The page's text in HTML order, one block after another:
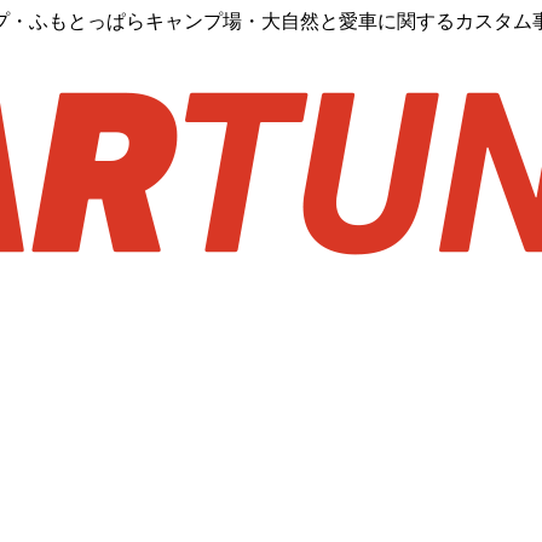
ふもとっぱらキャンプ場・大自然と愛車に関するカスタム